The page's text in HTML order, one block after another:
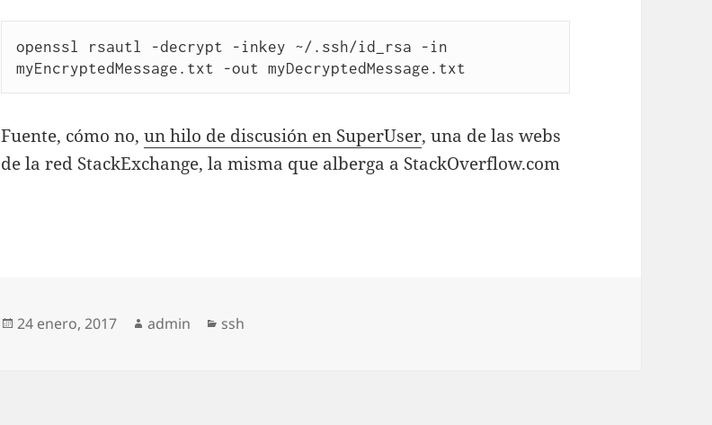
openssl rsautl -decrypt -inkey ~/.ssh/id_rsa -in
Fuente, cómo no,un hilo de discusión en SuperUser, una de las webs
de la red StackExchange, la misma que alberga a StackOverflow.com
Publicado
24 enero, 2017 Autor
admin Categorías
ssh